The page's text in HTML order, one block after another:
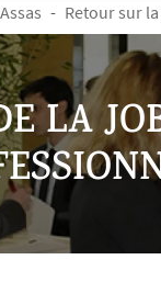
Retour sur
LA